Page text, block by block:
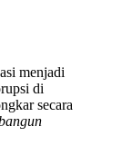
menjadi
di
secara